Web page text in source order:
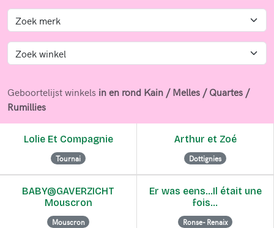
Geboortelijst winkels in en rond Kain / Melles / Quartes /
Rumillies
Lolie Et Compagnie
Tournai
Arthur et Zoé
Dottignies
BABY@GAVERZICHT
Mouscron
Mouscron
Er was eens...Il était une
fois...
Ronse- Renaix